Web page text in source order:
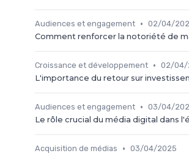
Audiences et engagement • 02/04/
Comment renforcer la notoriété de
Croissance et développement • 02/04/
L'importance du retour sur
Audiences et engagement • 03/04/
Le rôle crucial du média digital dans
Acquisition de médias • 03/04/2025